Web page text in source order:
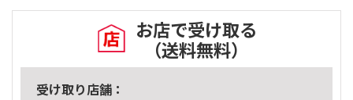
お店で受け取る
（送料無料）
受け取り店舗：